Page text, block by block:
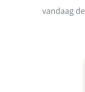
vandaag